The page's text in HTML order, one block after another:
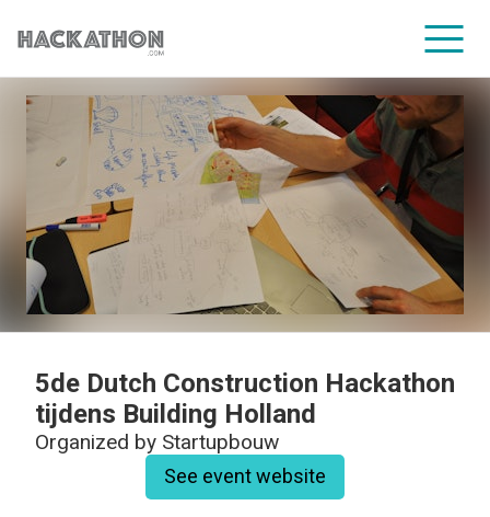
CORPORATE SERVICES
5de Dutch Construction Hackathon
tijdens Building Holland
Organized by Startupbouw
See event website